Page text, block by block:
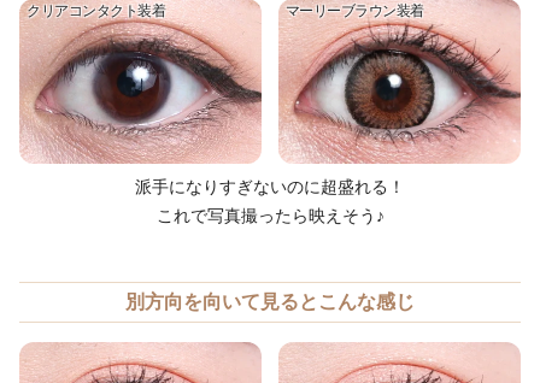
クリアコンタクト装着 マーリーブラウン装着
派手になりすぎないのに超盛れる！
これで写真撮ったら映えそう♪
別方向を向いて見るとこんな感じ